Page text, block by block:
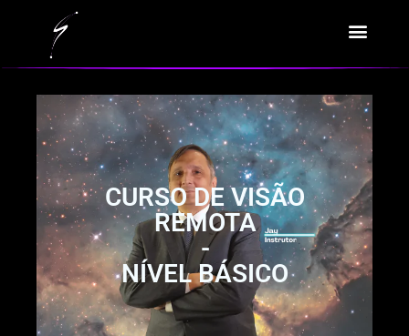
CURSO DE VISÃO
REMOTA
-
NÍVEL BÁSICO